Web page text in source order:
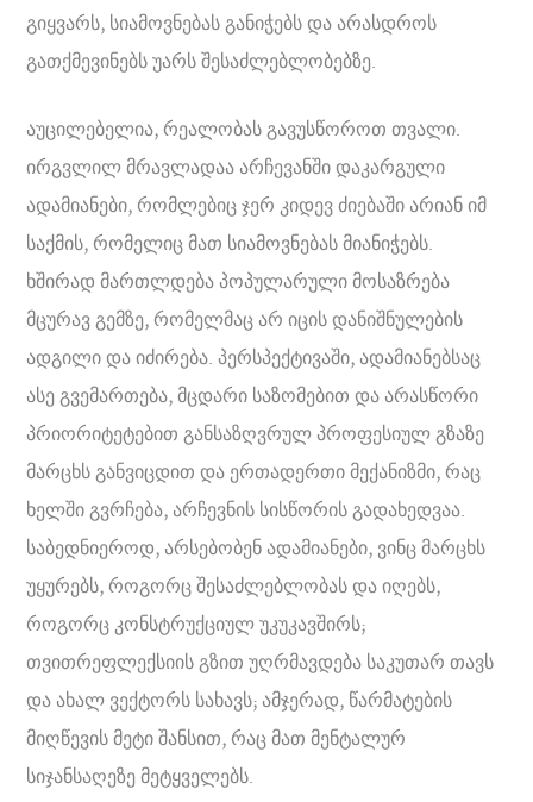
გიყვარს, სიამოვნებას განიჭებს და არასდროს
გათქმევინებს უარს შესაძლებლობებზე.
აუცილებელია, რეალობას გავუსწოროთ თვალი.
ირგვლილ მრავლადაა არჩევანში დაკარგული
ადამიანები, რომლებიც ჯერ კიდევ ძიებაში არიან იმ
საქმის, რომელიც მათ სიამოვნებას მიანიჭებს.
ხშირად მართლდება პოპულარული მოსაზრება
მცურავ გემზე, რომელმაც არ იცის დანიშნულების
ადგილი და იძირება. პერსპექტივაში, ადამიანებსაც
ასე გვემართება, მცდარი საზომებით და არასწორი
პრიორიტეტებით განსაზღვრულ პროფესიულ გზაზე
მარცხს განვიცდით და ერთადერთი მექანიზმი, რაც
ხელში გვრჩება, არჩევნის სისწორის გადახედვაა.
საბედნიეროდ, არსებობენ ადამიანები, ვინც მარცხს
უყურებს, როგორც შესაძლებლობას და იღებს,
როგორც კონსტრუქციულ უკუკავშირს;
თვითრეფლექსიის გზით უღრმავდება საკუთარ თავს
და ახალ ვექტორს სახავს; ამჯერად, წარმატების
მიღწევის მეტი შანსით, რაც მათ მენტალურ
სიჯანსაღეზე მეტყველებს.